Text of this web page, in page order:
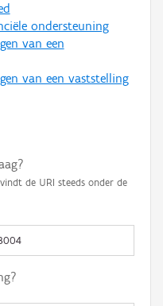
ondersteuning
van een
van een vaststelling
de URI steeds onder de